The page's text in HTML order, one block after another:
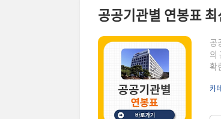
공공기관별 연봉표
공
의
확
립
과
카